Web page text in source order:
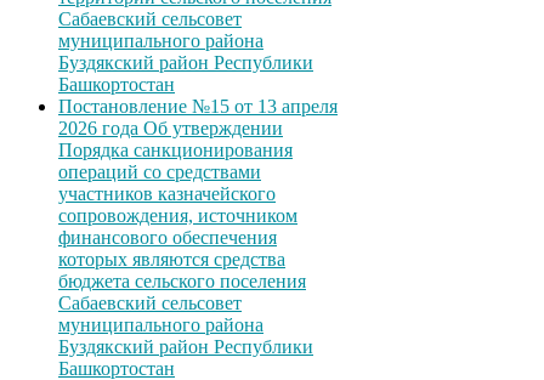
Сабаевский сельсовет
муниципального района
Буздякский район Республики
Башкортостан
Постановление №15 от 13 апреля
2026 года Об утверждении
Порядка санкционирования
операций со средствами
участников казначейского
сопровождения, источником
финансового обеспечения
которых являются средства
бюджета сельского поселения
Сабаевский сельсовет
муниципального района
Буздякский район Республики
Башкортостан